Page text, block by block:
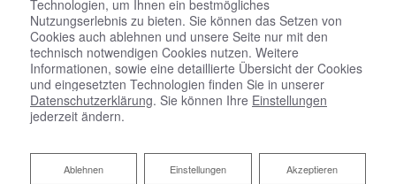
Technologien, um Ihnen ein bestmögliches
Nutzungserlebnis zu bieten. Sie können das Setzen von
Cookies auch ablehnen und unsere Seite nur mit den
technisch notwendigen Cookies nutzen. Weitere
Informationen, sowie eine detaillierte Übersicht der Cookies
und eingesetzten Technologien finden Sie in unserer
Datenschutzerklärung. Sie können Ihre Einstellungen
jederzeit ändern.
Akzeptieren
Einstellungen
Ablehnen
Ablehnen